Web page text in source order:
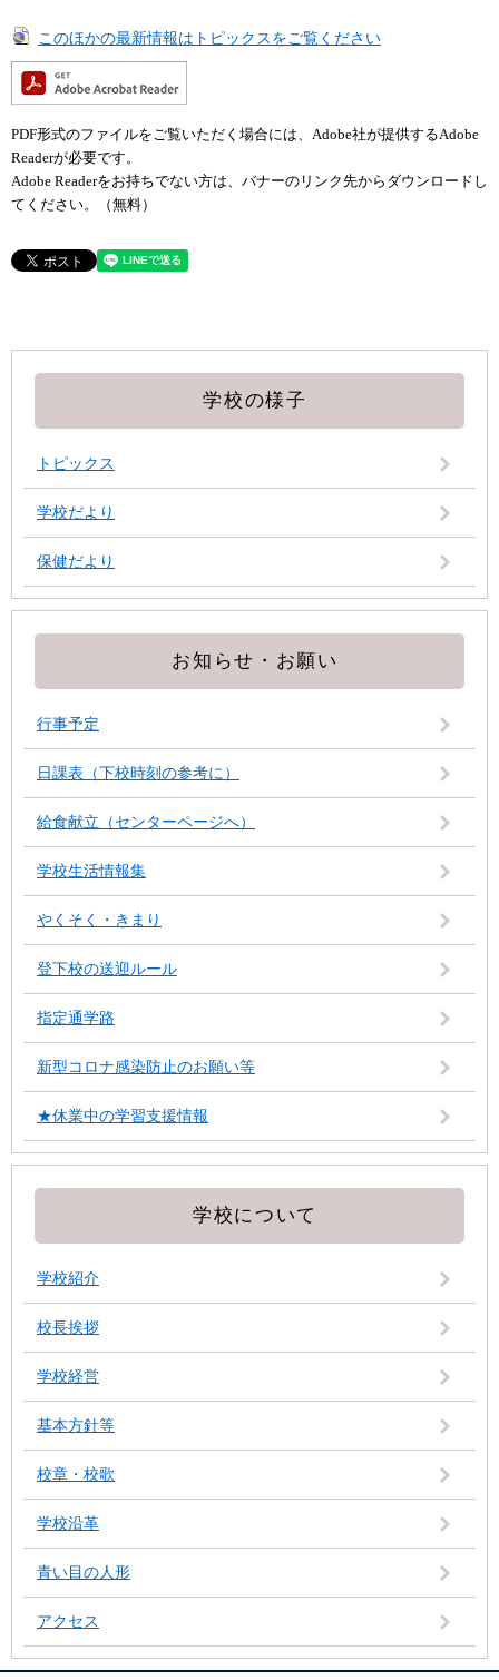
このほかの最新情報はトピックスをご覧ください
PDF形式のファイルをご覧いただく場合には、Adobe社が提供するAdobe
Readerが必要です。
Adobe Readerをお持ちでない方は、バナーのリンク先からダウンロードし
てください。（無料）
学校の様子
トピックス
学校だより
保健だより
お知らせ・お願い
行事予定
日課表（下校時刻の参考に）
給食献立（センターページへ）
学校生活情報集
やくそく・きまり
登下校の送迎ルール
指定通学路
新型コロナ感染防止のお願い等
★休業中の学習支援情報
学校について
学校紹介
校長挨拶
学校経営
基本方針等
校章・校歌
学校沿革
青い目の人形
アクセス